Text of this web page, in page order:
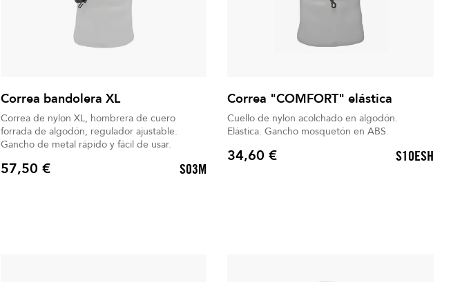
Correa bandolera XL
Correa de nylon XL, hombrera de cuero
forrada de algodón, regulador ajustable.
Gancho de metal rápido y fácil de usar.
Precio
57,50 € S03M
Correa "COMFORT" elástica
Cuello de nylon acolchado en algodón.
Elástica. Gancho mosquetón en ABS.
Precio
34,60 € S10ESH